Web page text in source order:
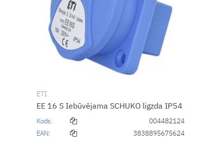
ETI
EE 16 S Iebūvējama SCHUKO ligzda IP54
Kods:
004482124
EAN:
3838895675624